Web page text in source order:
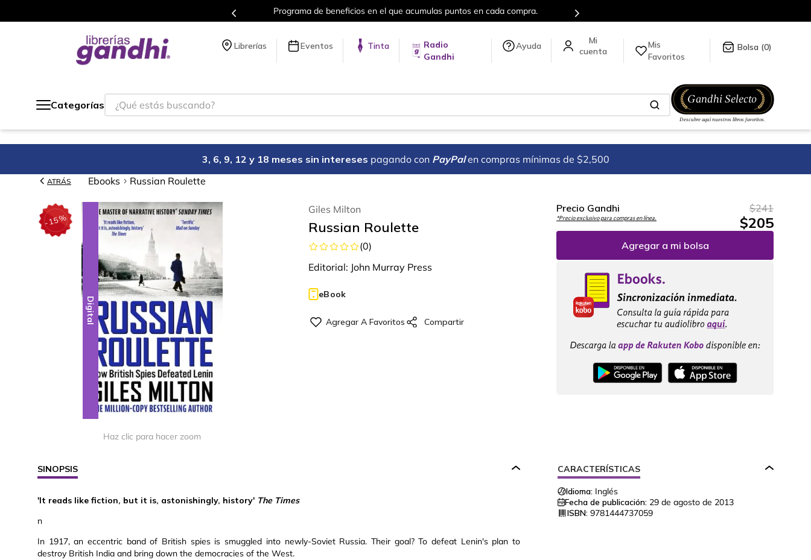
Programa de beneficios en el que acumulas puntos en cada compra. Más de 5 millones de títulos en nuestra tienda en línea.
Librerías Eventos Tinta
Radio
Gandhi
Ayuda
Mis
Favoritos
0
Categorías
¿Qué estás buscando?
3, 6, 9, 12 y 18 meses sin intereses pagando con PayPal en compras mínimas de $2,500
ATRÁS Ebooks Russian Roulette
-15%
Digital
Haz clic para hacer zoom
Giles Milton
Russian Roulette
(0)
Editorial: John Murray Press
eBook
Precio Gandhi
*Precio exclusivo para compras en línea.
$241
$205
Agregar a mi bolsa
SINOPSIS
'It reads like fiction, but it is, astonishingly, history' The Times
n
In 1917, an eccentric band of British spies is smuggled into newly-Soviet Russia. Their goal? To defeat Lenin's plan to
destroy British India and bring down the democracies of the West.
CARACTERÍSTICAS
Idioma: Inglés
Fecha de publicación: 29 de agosto de 2013
ISBN: 9781444737059